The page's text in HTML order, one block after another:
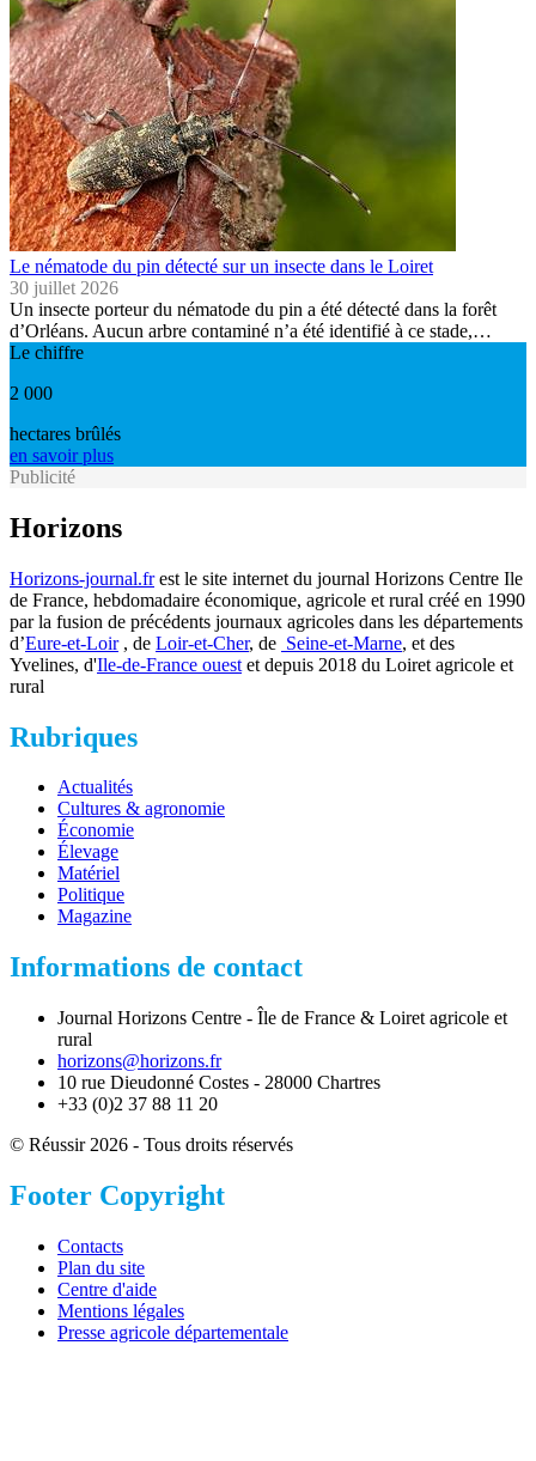
Le nématode du pin détecté sur un insecte dans le Loiret
30 juillet 2026
Un insecte porteur du nématode du pin a été détecté dans la forêt
d’Orléans. Aucun arbre contaminé n’a été identifié à ce stade,…
Le chiffre
2 000
hectares brûlés
en savoir plus
Publicité
Horizons
Horizons-journal.frest le site internet du journal Horizons Centre Ile
de France, hebdomadaire économique, agricole et rural créé en 1990
par la fusion de précédents journaux agricoles dans les départements
d’Eure-et-Loir, de Loir-et-Cher, de Seine-et-Marne, et des
Yvelines, d'Ile-de-France ouest et depuis 2018 du Loiret agricole et
rural
Rubriques
Actualités
Cultures & agronomie
Économie
Élevage
Matériel
Politique
Magazine
Informations de contact
Journal Horizons Centre - Île de France & Loiret agricole et
rural
horizons@horizons.fr
10 rue Dieudonné Costes - 28000 Chartres
+33 (0)2 37 88 11 20
© Réussir 2026 - Tous droits réservés
Footer Copyright
Contacts
Plan du site
Centre d'aide
Mentions légales
Presse agricole départementale